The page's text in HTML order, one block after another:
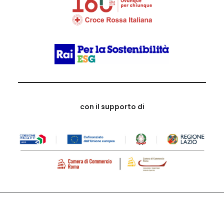
con il supporto di